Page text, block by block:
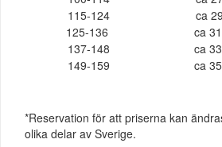
115-124
ca
125-136
ca
137-148
ca
149-159
ca
*Reservation för att priserna kan
olika delar av Sverige.